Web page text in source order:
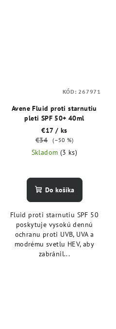
Avene Fluid proti starnutiu
pleti SPF 50+ 40ml
€17 / ks
€34
(–50 %)
Skladom (3 ks)
Do košíka
Fluid proti starnutiu SPF 50
poskytuje vysokú dennú
ochranu proti UVB, UVA a
modrému svetlu HEV, aby
zabránil...
KÓD: 267971